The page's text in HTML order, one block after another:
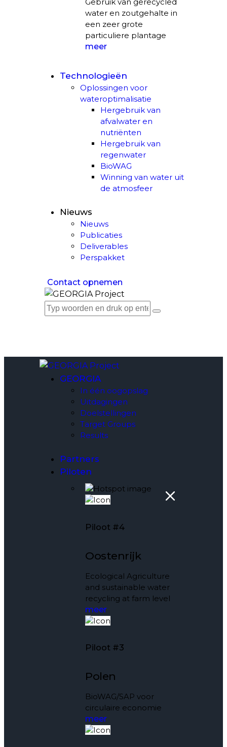
water en zoutgehalte in
een zeer grote
particuliere plantage
meer
Technologieën
Oplossingen voor
wateroptimalisatie
Hergebruik van
afvalwater en
nutriënten
Hergebruik van
regenwater
BioWAG
Winning van water uit
de atmosfeer
Nieuws
Nieuws
Publicaties
Deliverables
Perspakket
Contact opnemen
GEORGIA
In één oogopslag
Uitdagingen
Doelstellingen
Target Groups
Results
Partners
Piloten
Piloot #4
Oostenrijk
Ecological Agriculture
and sustainable water
recycling at farm level
meer
Piloot #3
Polen
BioWAG/SAP voor
circulaire economie
meer